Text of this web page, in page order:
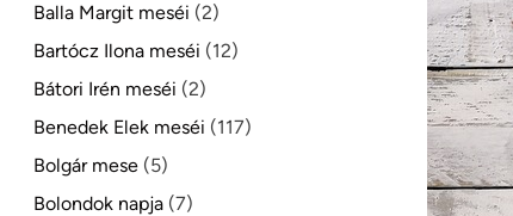
Balla Margit meséi (2)
Bartócz Ilona meséi (12)
Bátori Irén meséi (2)
Benedek Elek meséi (117)
Bolgár mese (5)
Bolondok napja (7)